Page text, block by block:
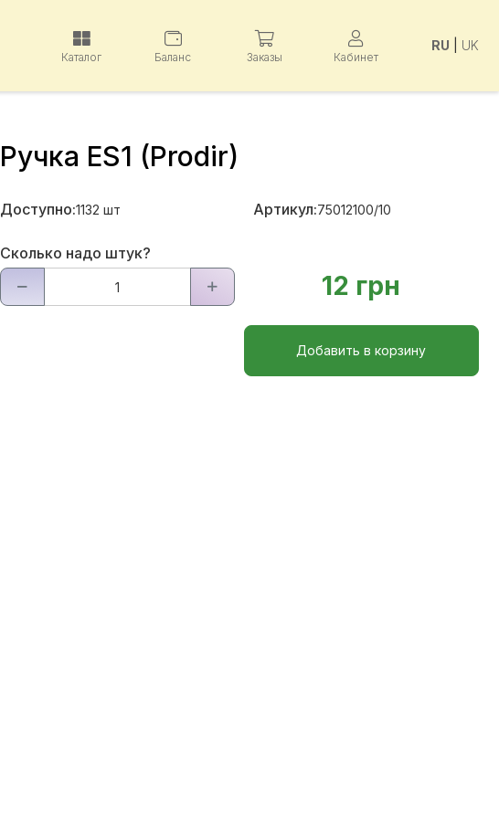
Каталог Баланс Заказы Кабинет
RU UK
Ручка ES1 (Prodir)
Доступно:1132 шт Артикул:75012100/10
Сколько надо штук?
12 грн
Добавить в корзину